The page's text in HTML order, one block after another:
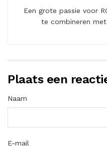
Een grote passie voor
te combineren
Plaats een
Naam
E-mail